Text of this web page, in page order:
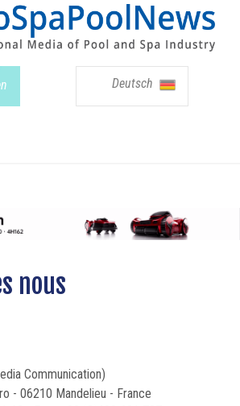
Deutsch
nous
Communication)
- 06210 Mandelieu - France